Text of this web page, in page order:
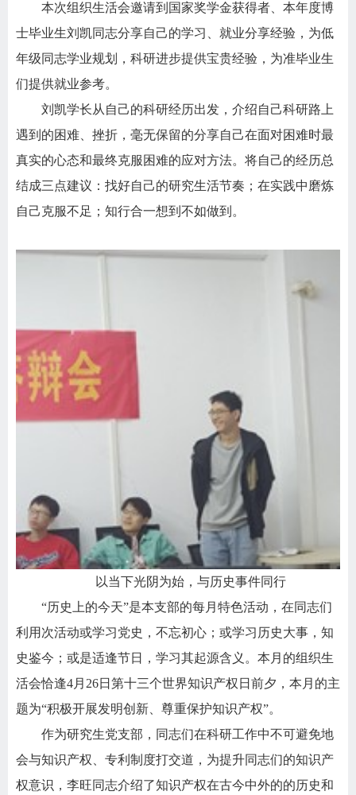
本次组织生活会邀请到国家奖学金获得者、本年度博
士毕业生刘凯同志分享自己的学习、就业分享经验，为低
年级同志学业规划，科研进步提供宝贵经验，为准毕业生
们提供就业参考。
刘凯学长从自己的科研经历出发，介绍自己科研路上
遇到的困难、挫折，毫无保留的分享自己在面对困难时最
真实的心态和最终克服困难的应对方法。将自己的经历总
结成三点建议：找好自己的研究生活节奏；在实践中磨炼
自己克服不足；知行合一想到不如做到。
以当下光阴为始，与历史事件同行
“历史上的今天”是本支部的每月特色活动，在同志们
利用次活动或学习党史，不忘初心；或学习历史大事，知
史鉴今；或是适逢节日，学习其起源含义。本月的组织生
活会恰逢4月 26日第十三个世界知识产权日前夕，本月的主
题为“积极开展发明创新、尊重保护知识产权”。
作为研究生党支部，同志们在科研工作中不可避免地
会与知识产权、专利制度打交道，为提升同志们的知识产
权意识，李旺同志介绍了知识产权在古今中外的的历史和